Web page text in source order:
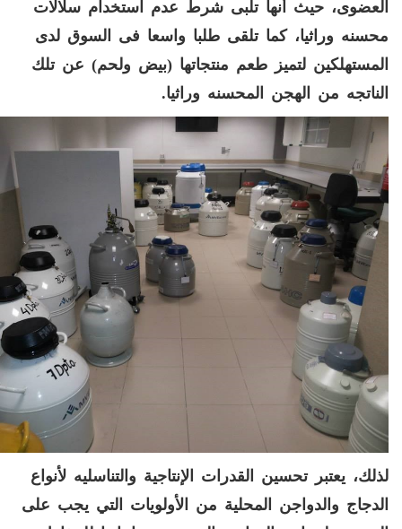
العضوى، حيث أنها تلبى شرط عدم استخدام سلالات
محسنه وراثيا، كما تلقى طلبا واسعا فى السوق لدى
المستهلكين لتميز طعم منتجاتها (بيض ولحم) عن تلك
الناتجه من الهجن المحسنه وراثيا.
لذلك، يعتبر تحسين القدرات الإنتاجية والتناسليه لأنواع
الدجاج والدواجن المحلية من الأولويات التي يجب على